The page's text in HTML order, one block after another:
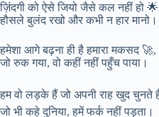
ज़िंदगी को ऐसे जियो जैसे कल नहीं हो
हौसले बुलंद रखो और कभी न हार मानो।
हमेशा आगे बढ़ना ही है हमारा मकसद 🚀,
जो रुक गया, वो कहीं नहीं पहुँच पाया।
हम वो लड़के हैं जो अपनी राह खुद
जो भी कहे दुनिया, हमें फर्क नहीं पड़ता।